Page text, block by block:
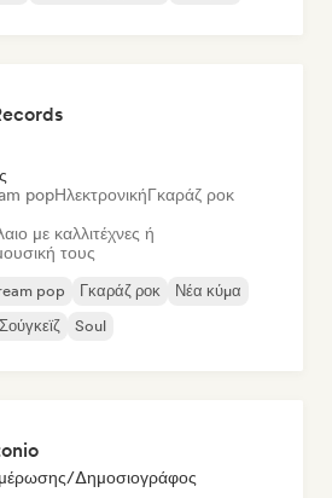
popΗλεκτρονικήΓκαράζ ροκ
με καλλιτέχνες ή
τους
pop Γκαράζ ροκ
Νέα κύμα
Σούγκεϊζ Soul
Δημοσιογράφος